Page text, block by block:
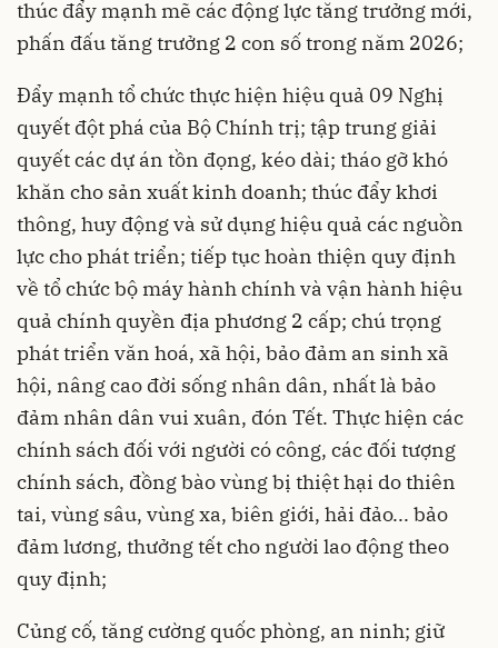
thúc đẩy mạnh mẽ các động lực tăng trưởng mới,
phấn đấu tăng trưởng 2 con số trong năm 2026;
Đẩy mạnh tổ chức thực hiện hiệu quả 09 Nghị
quyết đột phá của Bộ Chính trị; tập trung giải
quyết các dự án tồn đọng, kéo dài; tháo gỡ khó
khăn cho sản xuất kinh doanh; thúc đẩy khơi
thông, huy động và sử dụng hiệu quả các nguồn
lực cho phát triển; tiếp tục hoàn thiện quy định
về tổ chức bộ máy hành chính và vận hành hiệu
quả chính quyền địa phương 2 cấp; chú trọng
phát triển văn hoá, xã hội, bảo đảm an sinh xã
hội, nâng cao đời sống nhân dân, nhất là bảo
đảm nhân dân vui xuân, đón Tết. Thực hiện các
chính sách đối với người có công, các đối tượng
chính sách, đồng bào vùng bị thiệt hại do thiên
tai, vùng sâu, vùng xa, biên giới, hải đảo... bảo
đảm lương, thưởng tết cho người lao động theo
quy định;
Củng cố, tăng cường quốc phòng, an ninh; giữ